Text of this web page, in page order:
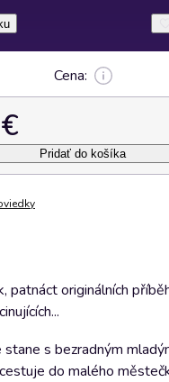
Cena:
Pridať do košíka
patnáct originálních
stane s bezradným
do malého